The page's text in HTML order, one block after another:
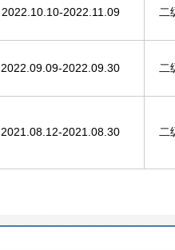
2022.10.10-2022.11.09 二
2022.09.09-2022.09.30 二
2021.08.12-2021.08.30 二